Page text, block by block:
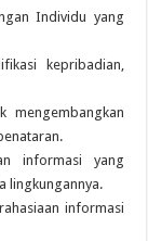
Individu yang
kepribadian,
mengembangkan
informasi yang
lingkungannya.
informasi